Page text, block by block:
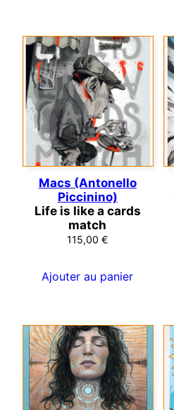
Macs (Antonello
Piccinino)
Life is like a cards
match
115,00 €
Ajouter au panier